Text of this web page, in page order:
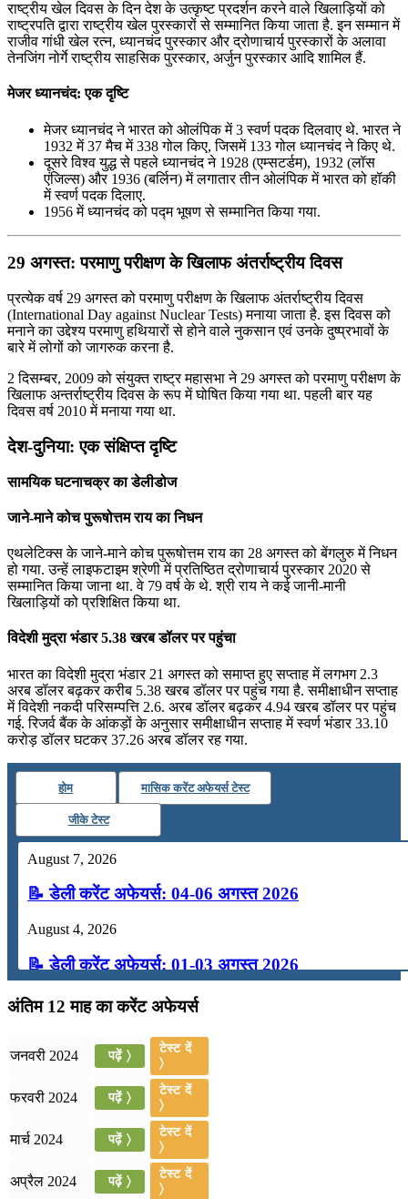
राष्ट्रीय खेल दिवस के दिन देश के उत्कृष्ट प्रदर्शन करने वाले खिलाड़ियों को
राष्ट्रपति द्वारा राष्ट्रीय खेल पुरस्कारों से सम्मानित किया जाता है. इन सम्मान में
राजीव गांधी खेल रत्न, ध्यानचंद पुरस्कार और द्रोणाचार्य पुरस्कारों के अलावा
तेनजिंग नोर्गे राष्ट्रीय साहसिक पुरस्कार, अर्जुन पुरस्कार आदि शामिल हैं.
मेजर ध्यानचंद: एक दृष्टि
मेजर ध्यानचंद ने भारत को ओलंपिक में 3 स्वर्ण पदक दिलवाए थे. भारत ने
1932 में 37 मैच में 338 गोल किए, जिसमें 133 गोल ध्यानचंद ने किए थे.
दूसरे विश्व युद्ध से पहले ध्यानचंद ने 1928 (एम्सटर्डम), 1932 (लॉस
एंजिल्स) और 1936 (बर्लिन) में लगातार तीन ओलंपिक में भारत को हॉकी
में स्वर्ण पदक दिलाए.
1956 में ध्यानचंद को पद्म भूषण से सम्मानित किया गया.
29 अगस्त: परमाणु परीक्षण के खिलाफ अंतर्राष्ट्रीय दिवस
प्रत्येक वर्ष 29 अगस्त को परमाणु परीक्षण के खिलाफ अंतर्राष्ट्रीय दिवस
(International Day against Nuclear Tests) मनाया जाता है. इस दिवस को
मनाने का उद्देश्य परमाणु हथियारों से होने वाले नुकसान एवं उनके दुष्प्रभावों के
बारे में लोगों को जागरुक करना है.
2 दिसम्बर, 2009 को संयुक्त राष्ट्र महासभा ने 29 अगस्त को परमाणु परीक्षण के
खिलाफ अन्तर्राष्ट्रीय दिवस के रूप में घोषित किया गया था. पहली बार यह
दिवस वर्ष 2010 में मनाया गया था.
देश-दुनिया: एक संक्षिप्त दृष्टि
सामयिक घटनाचक्र का डेलीडोज
जाने-माने कोच पुरूषोत्तम राय का निधन
एथलेटिक्स के जाने-माने कोच पुरूषोत्तम राय का 28 अगस्त को बेंगलुरु में निधन
हो गया. उन्हें लाइफटाइम श्रेणी में प्रतिष्ठित द्रोणाचार्य पुरस्कार 2020 से
सम्मानित किया जाना था. वे 79 वर्ष के थे. श्री राय ने कई जानी-मानी
खिलाड़ियों को प्रशिक्षित किया था.
विदेशी मुद्रा भंडार 5.38 खरब डॉलर पर पहुंचा
भारत का विदेशी मुद्रा भंडार 21 अगस्त को समाप्‍त हुए सप्ताह में लगभग 2.3
अरब डॉलर बढ़कर करीब 5.38 खरब डॉलर पर पहुंच गया है. समीक्षाधीन सप्ताह
में विदेशी नकदी परिसम्पत्ति 2.6. अरब डॉलर बढ़कर 4.94 खरब डॉलर पर पहुंच
गई. रिजर्व बैंक के आंकड़ों के अनुसार समीक्षाधीन सप्ताह में स्वर्ण भंडार 33.10
करोड़ डॉलर घटकर 37.26 अरब डॉलर रह गया.
होम मासिक करेंट अफेयर्स टेस्ट
जीके टेस्ट
August 7, 2026
📝 डेली करेंट अफेयर्स: 04-06 अगस्त 2026
August 4, 2026
📝 डेली करेंट अफेयर्स: 01-03 अगस्त 2026
July 31, 2026
📝 डेली करेंट अफेयर्स: 28-31 जुलाई 2026
July 28, 2026
📝 डेली करेंट अफेयर्स: 25-27 जुलाई 2026
July 25, 2026
📝 डेली करेंट अफेयर्स: 22-24 जुलाई 2026
अंतिम 12 माह का करेंट अफेयर्स
जनवरी 2024 पढ़ें 〉
टेस्ट दें
〉
फरवरी 2024 पढ़ें 〉
टेस्ट दें
〉
मार्च 2024 पढ़ें 〉
टेस्ट दें
〉
अप्रैल 2024 पढ़ें 〉
टेस्ट दें
〉